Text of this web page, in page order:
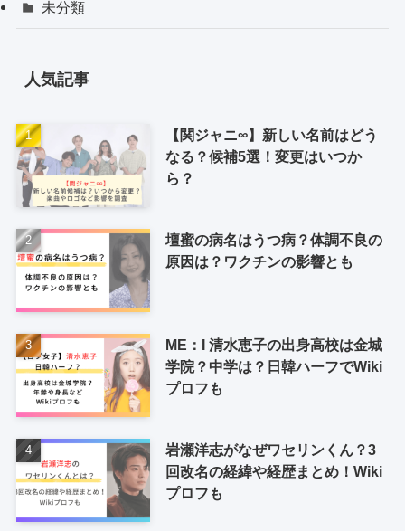
未分類
人気記事
【関ジャニ∞】新しい名前はどう
なる？候補5選！変更はいつか
ら？
壇蜜の病名はうつ病？体調不良の
原因は？ワクチンの影響とも
ME：I 清水恵子の出身高校は金城
学院？中学は？日韓ハーフでWiki
プロフも
岩瀬洋志がなぜワセリンくん？3
回改名の経緯や経歴まとめ！Wiki
プロフも